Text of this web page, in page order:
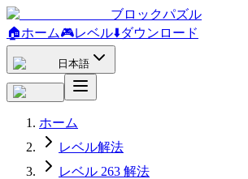
ブロックパズル
🏠ホーム🎮レベル⬇️ダウンロード
日本語
ホーム
レベル解法
レベル 263 解法